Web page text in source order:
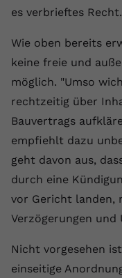
es verbrieftes Recht.
Wie oben bereits
keine freie und
möglich. "Umso
rechtzeitig über
Bauvertrags
empfiehlt dazu
geht davon aus,
durch eine
vor Gericht landen,
Verzögerungen und
Nicht vorgesehen
einseitige